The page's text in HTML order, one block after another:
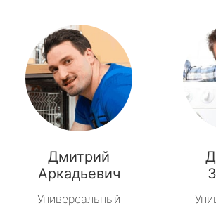
Дмитрий
Аркадьевич
Универсальный